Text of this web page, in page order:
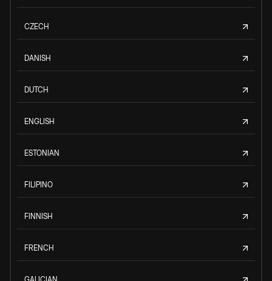
CZECH
DANISH
DUTCH
ENGLISH
ESTONIAN
FILIPINO
FINNISH
FRENCH